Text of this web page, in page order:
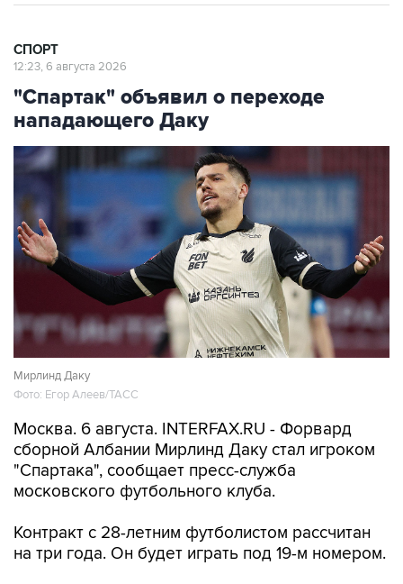
СПОРТ
12:23, 6 августа 2026
"Спартак" объявил о переходе
нападающего Даку
Мирлинд Даку
Фото: Егор Алеев/ТАСС
Москва. 6 августа. INTERFAX.RU - Форвард
сборной Албании Мирлинд Даку стал игроком
"Спартака", сообщает пресс-служба
московского футбольного клуба.
Контракт с 28-летним футболистом рассчитан
на три года. Он будет играть под 19-м номером.